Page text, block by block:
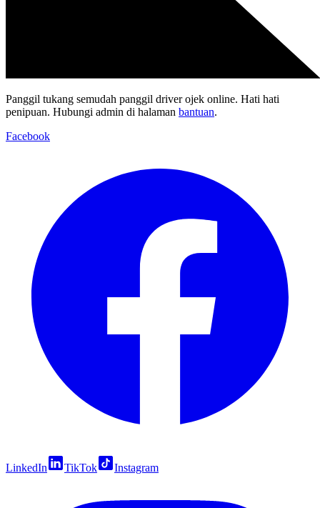
Panggil tukang semudah panggil driver ojek online. Hati hati
penipuan. Hubungi admin di halaman bantuan.
Facebook
LinkedIn TikTok Instagram